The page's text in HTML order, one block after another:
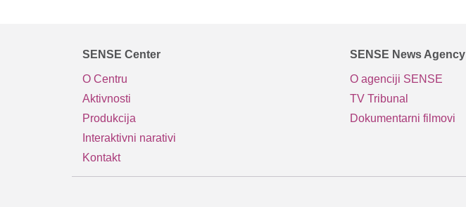
SENSE Center
O Centru
Aktivnosti
Produkcija
Interaktivni narativi
Kontakt
SENSE News Agency
O agenciji SENSE
TV Tribunal
Dokumentarni filmovi